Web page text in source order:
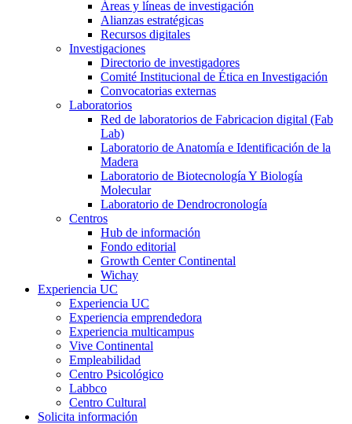
Áreas y líneas de investigación
Alianzas estratégicas
Recursos digitales
Investigaciones
Directorio de investigadores
Comité Institucional de Ética en Investigación
Convocatorias externas
Laboratorios
Red de laboratorios de Fabricacion digital (Fab
Lab)
Laboratorio de Anatomía e Identificación de la
Madera
Laboratorio de Biotecnología Y Biología
Molecular
Laboratorio de Dendrocronología
Centros
Hub de información
Fondo editorial
Growth Center Continental
Wichay
Experiencia UC
Experiencia UC
Experiencia emprendedora
Experiencia multicampus
Vive Continental
Empleabilidad
Centro Psicológico
Labbco
Centro Cultural
Solicita información